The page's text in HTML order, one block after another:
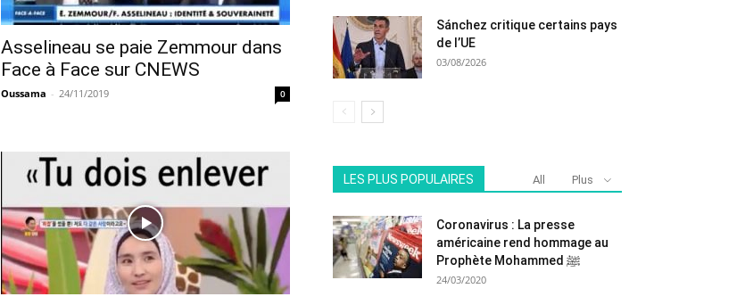
Asselineau se paie Zemmour dans
Face à Face sur CNEWS
Oussama - 24/11/2019 0
Sánchez critique certains pays
de l’UE
03/08/2026
LES PLUS POPULAIRES All Plus
Coronavirus : La presse
américaine rend hommage au
Prophète Mohammed ﷺ
24/03/2020